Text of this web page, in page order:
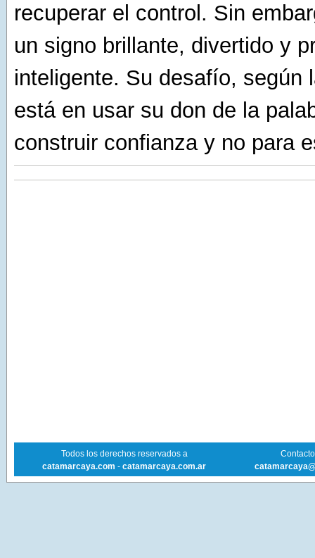
recuperar el control. Sin
un signo brillante, divertido y
inteligente. Su desafío, según
está en usar su don de la
construir confianza y no para
Todos los derechos reservados a
catamarcaya.com - catamarcaya.com.ar